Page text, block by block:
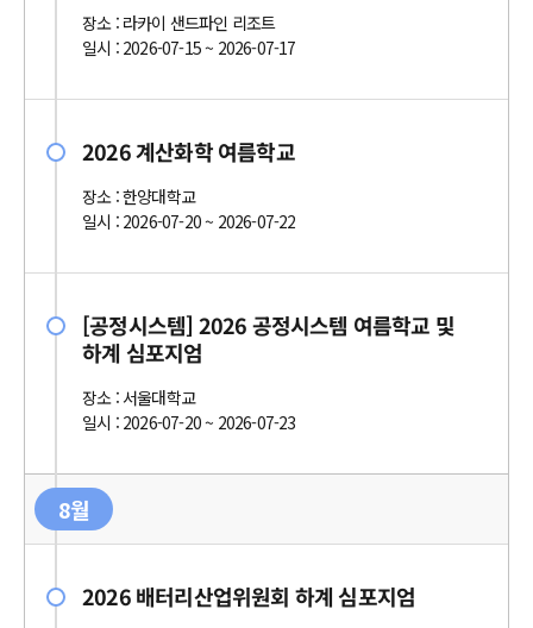
장소 : 라카이 샌드파인 리조트
일시 : 2026-07-15 ~ 2026-07-17
2026 계산화학 여름학교
장소 : 한양대학교
일시 : 2026-07-20 ~ 2026-07-22
[공정시스템] 2026 공정시스템 여름학교 및
하계 심포지엄
장소 : 서울대학교
일시 : 2026-07-20 ~ 2026-07-23
8월
2026 배터리산업위원회 하계 심포지엄